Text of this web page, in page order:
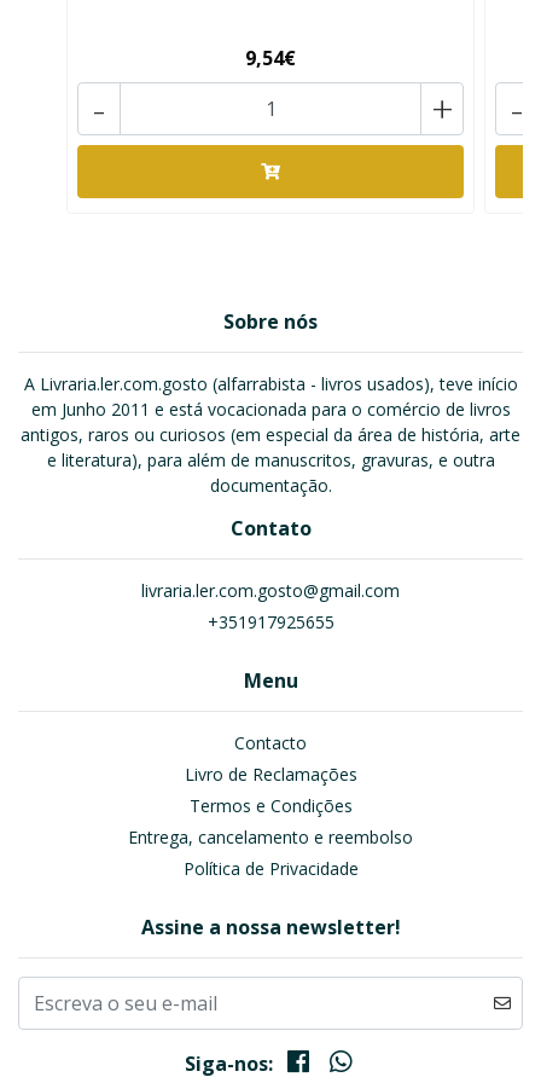
9,54€
+
- -
Sobre nós
A Livraria.ler.com.gosto (alfarrabista - livros usados), teve início
em Junho 2011 e está vocacionada para o comércio de livros
antigos, raros ou curiosos (em especial da área de história, arte
e literatura), para além de manuscritos, gravuras, e outra
documentação.
Contato
livraria.ler.com.gosto@gmail.com
+351917925655
Menu
Contacto
Livro de Reclamações
Termos e Condições
Entrega, cancelamento e reembolso
Política de Privacidade
Assine a nossa newsletter!
Siga-nos: